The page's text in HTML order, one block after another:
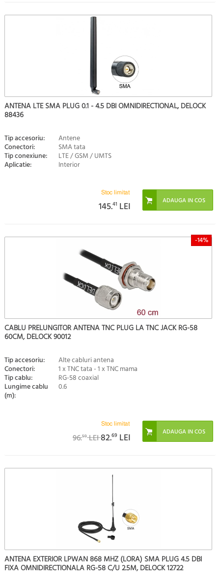
ANTENA LTE SMA PLUG 0.1 - 4.5 DBI OMNIDIRECTIONAL, DELOCK
88436
Tip accesoriu: Antene
Conectori: SMA tata
Tip conexiune: LTE / GSM / UMTS
Aplicatie: Interior
Stoc limitat
145.41 LEI
-14%
CABLU PRELUNGITOR ANTENA TNC PLUG LA TNC JACK RG-58
60CM, DELOCK 90012
Tip accesoriu: Alte cabluri antena
Conectori: 1 x TNC tata - 1 x TNC mama
Tip cablu: RG-58 coaxial
Lungime cablu
(m):
0.6
Stoc limitat
96.59LEI82.69 LEI
ANTENA EXTERIOR LPWAN 868 MHZ (LORA) SMA PLUG 4.5 DBI
FIXA OMNIDIRECTIONALA RG-58 C/U 2.5M, DELOCK 12722